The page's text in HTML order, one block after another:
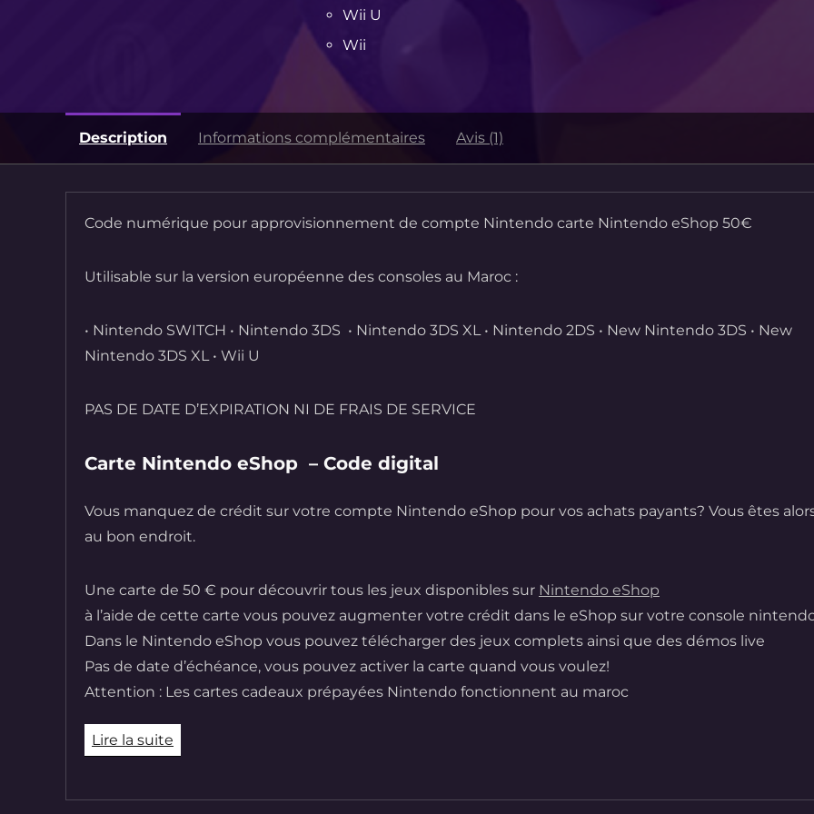
Wii U
Wii
Description Informations complémentaires Avis (1)
Code numérique pour approvisionnement de compte Nintendo carte Nintendo eShop 50€
Utilisable sur la version européenne des consoles au Maroc :
• Nintendo SWITCH • Nintendo 3DS • Nintendo 3DS XL • Nintendo 2DS • New Nintendo 3DS • New
Nintendo 3DS XL • Wii U
PAS DE DATE D’EXPIRATION NI DE FRAIS DE SERVICE
Carte Nintendo eShop – Code digital
Vous manquez de crédit sur votre compte Nintendo eShop pour vos achats payants? Vous êtes
au bon endroit.
Une carte de 50 € pour découvrir tous les jeux disponibles sur Nintendo eShop
à l’aide de cette carte vous pouvez augmenter votre crédit dans le eShop sur votre console
Dans le Nintendo eShop vous pouvez télécharger des jeux complets ainsi que des démos live
Pas de date d’échéance, vous pouvez activer la carte quand vous voulez!
Attention : Les cartes cadeaux prépayées Nintendo fonctionnent au maroc
Lire la suite